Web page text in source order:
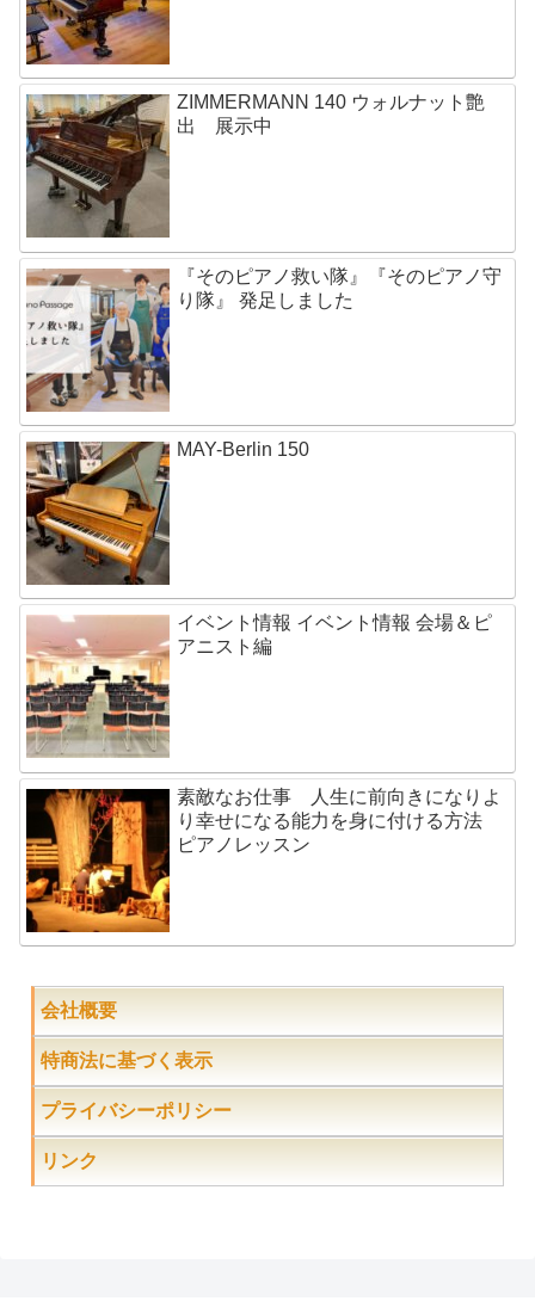
ZIMMERMANN 140 ウォルナット艶
出 展示中
『そのピアノ救い隊』『そのピアノ守
り隊』 発足しました
MAY-Berlin 150
イベント情報 イベント情報 会場＆ピ
アニスト編
素敵なお仕事 人生に前向きになりよ
り幸せになる能力を身に付ける方法
ピアノレッスン
会社概要
特商法に基づく表示
プライバシーポリシー
リンク